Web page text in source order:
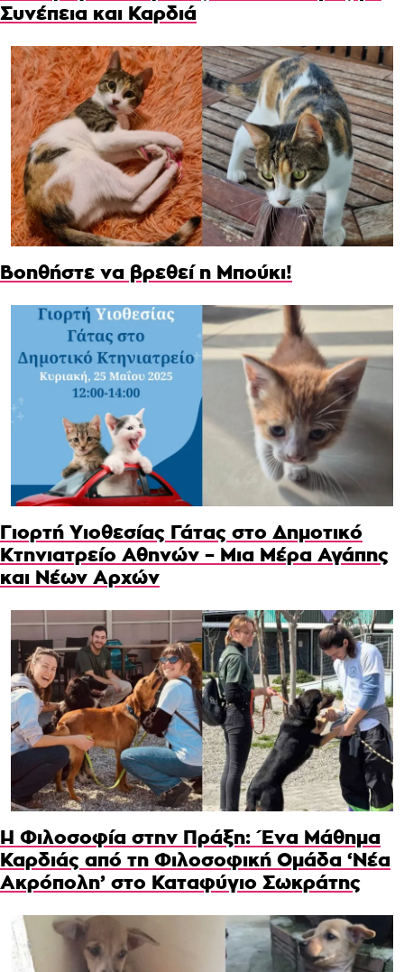
Συνέπεια και Καρδιά
Βοηθήστε να βρεθεί η Μπούκι!
Γιορτή Υιοθεσίας Γάτας στο Δημοτικό
Κτηνιατρείο Αθηνών – Μια Μέρα Αγάπης
και Νέων Αρχών
Η Φιλοσοφία στην Πράξη: Ένα Μάθημα
Καρδιάς από τη Φιλοσοφική Ομάδα ‘Νέα
Ακρόπολη’ στο Καταφύγιο Σωκράτης